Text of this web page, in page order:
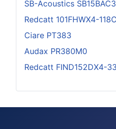
SB-Acoustics
Redcatt 101FHWX4-
Ciare PT383
Audax PR380M0
Redcatt FIND152DX4-